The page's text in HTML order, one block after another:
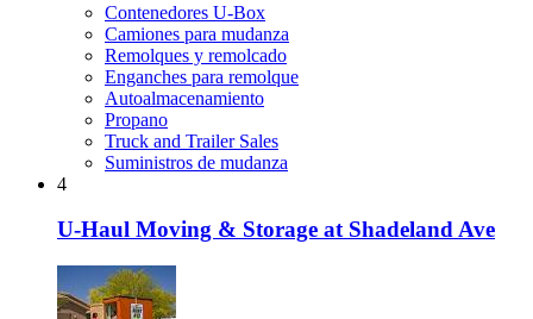
Contenedores U-Box
Camiones para mudanza
Remolques y remolcado
Enganches para remolque
Autoalmacenamiento
Propano
Truck and Trailer Sales
Suministros de mudanza
4
U-Haul Moving & Storage at Shadeland Ave